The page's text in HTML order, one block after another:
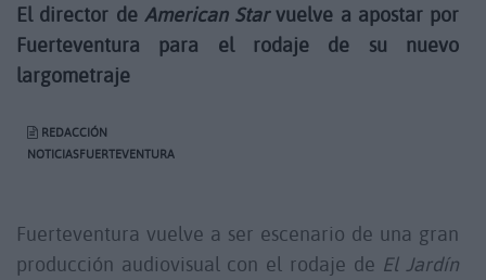
El director de American Starvuelve a apostar por
Fuerteventura para el rodaje de su nuevo
largometraje
REDACCIÓN
NOTICIASFUERTEVENTURA
Fuerteventura vuelve a ser escenario de una gran
producción audiovisual con el rodaje de El Jardín